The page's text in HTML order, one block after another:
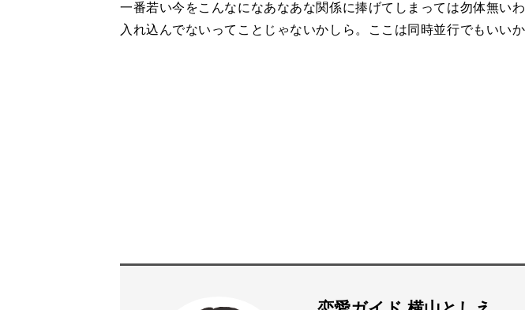
一番若い今をこんなになあなあな関係に捧げてしまっては勿体無い
入れ込んでないってことじゃないかしら。ここは同時並行でもいい